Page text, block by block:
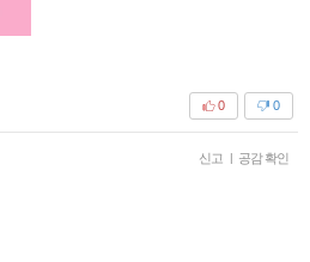
0
0
신고 | 공감 확인